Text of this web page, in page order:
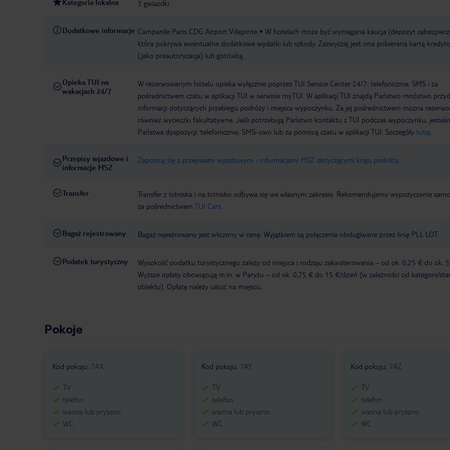
Kategoria lokalna 3 gwiazdki
Dodatkowe informacje Campanile Paris CDG Airport Villepinte
W hotelach może być wymagana kaucja (depozyt
która pokrywa ewentualne dodatkowe wydatki lub szkody. Zazwyczaj jest ona pobierana kartą
(jako preautoryzacja) lub gotówką.
Opieka TUI na
wakacjach 24/7
W rezerwowanym hotelu opieka wyłącznie poprzez TUI Service Center 24/7: telefonicznie, SMS i za
pośrednictwem czatu w aplikacji TUI w serwisie myTUI. W aplikacji TUI znajdą Państwo mnóstwo
informacji dotyczących przebiegu podróży i miejsca wypoczynku. Za jej pośrednictwem można
również wycieczki fakultatywne. Jeśli potrzebują Państwo kontaktu z TUI podczas wypoczynku,
Państwa dyspozycji: telefonicznie, SMS-owo lub za pomocą czatu w aplikacji TUI. Szczegóły tutaj
Przepisy wjazdowe i
informacje MSZ
Zapoznaj się z przepisami wjazdowymi i informacjami MSZ dotyczącymi kraju podróży.
Transfer
Transfer z lotniska i na lotnisko odbywa się we własnym zakresie. Rekomendujemy wypożyczenie
za pośrednictwem TUI Cars.
Bagaż rejestrowany Bagaż rejestrowany jest wliczony w cenę. Wyjątkiem są połączenia obsługiwane przez linię PLL LOT.
Podatek turystyczny
Wysokość podatku turystycznego zależy od miejsca i rodzaju zakwaterowania – od ok. 0,25 € do ok. 5
Wyższe opłaty obowiązują m.in. w Paryżu – od ok. 0,75 € do 15 €/dzień (w zależności od kategorii/
obiektu). Opłatę należy uiścić na miejscu.
Pokoje
Kod pokoju: 7AX
TV
telefon
wanna lub prysznic
WC
Kod pokoju: 7AY
TV
telefon
wanna lub prysznic
WC
Kod pokoju: 7AZ
TV
telefon
wanna lub prysznic
WC